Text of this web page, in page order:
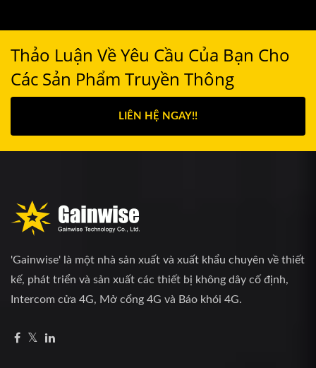
Thảo Luận Về Yêu Cầu Của Bạn Cho
Các Sản Phẩm Truyền Thông
LIÊN HỆ NGAY!!
'Gainwise' là một nhà sản xuất và xuất khẩu chuyên về thiết
kế, phát triển và sản xuất các thiết bị không dây cố định,
Intercom cửa 4G, Mở cổng 4G và Báo khói 4G.